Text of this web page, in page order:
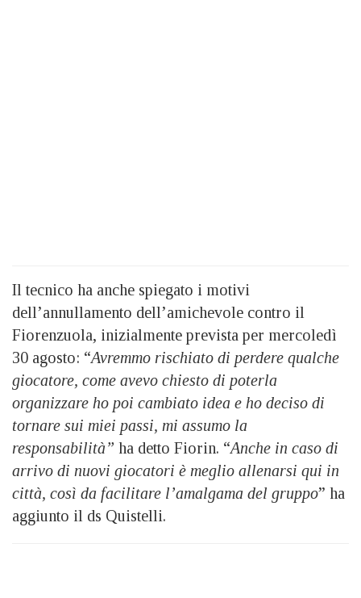
Il tecnico ha anche spiegato i motivi
dell’annullamento dell’amichevole contro il
Fiorenzuola, inizialmente prevista per mercoledì
30 agosto: “Avremmo rischiato di perdere qualche
giocatore, come avevo chiesto di poterla
organizzare ho poi cambiato idea e ho deciso di
tornare sui miei passi, mi assumo la
responsabilità” ha detto Fiorin. “Anche in caso di
arrivo di nuovi giocatori è meglio allenarsi qui in
città, così da facilitare l’amalgama del gruppo” ha
aggiunto il ds Quistelli.